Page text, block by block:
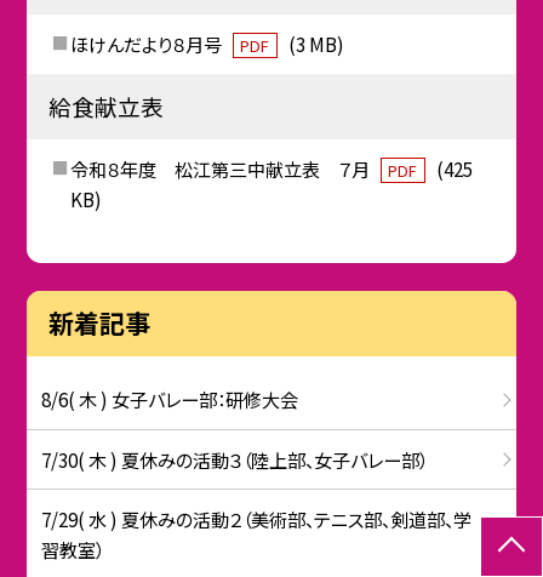
ほけんだより８月号 PDF (3 MB)
給食献立表
令和８年度 松江第三中献立表 ７月 PDF
(425
KB)
新着記事
8/6( 木 ) 女子バレー部：研修大会
7/30( 木 ) 夏休みの活動３（陸上部、女子バレー部）
7/29( 水 ) 夏休みの活動２（美術部、テニス部、剣道部、学
習教室）